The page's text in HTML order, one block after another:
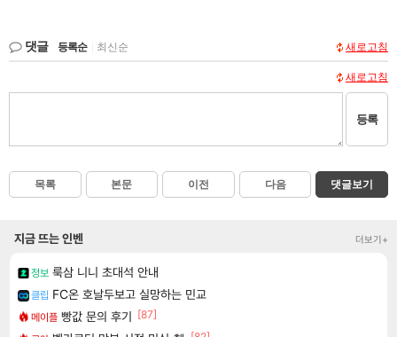
댓글 등록순 최신순 새로고침
새로고침
등록
목록 본문 이전 다음 댓글보기
지금 뜨는 인벤 더보기+
정보 룩삼 니니 초대석 안내
클립 FC온 호날두보고 실망하는 민교
메이플 빵값 문의 후기 [87]